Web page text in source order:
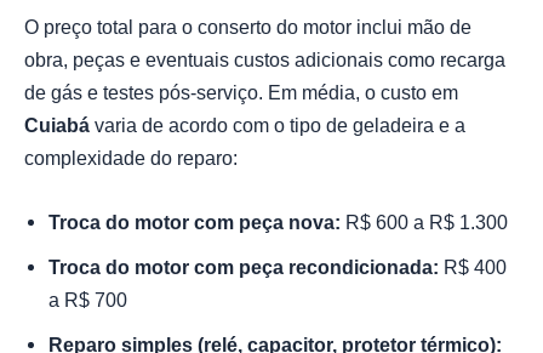
O preço total para o conserto do motor inclui mão de
obra, peças e eventuais custos adicionais como recarga
de gás e testes pós-serviço. Em média, o custo em
Cuiabá varia de acordo com o tipo de geladeira e a
complexidade do reparo:
Troca do motor com peça nova: R$ 600 a R$ 1.300
Troca do motor com peça recondicionada: R$ 400
a R$ 700
Reparo simples (relé, capacitor, protetor térmico):